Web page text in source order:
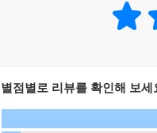
별점별로 리뷰를 확인해 보세